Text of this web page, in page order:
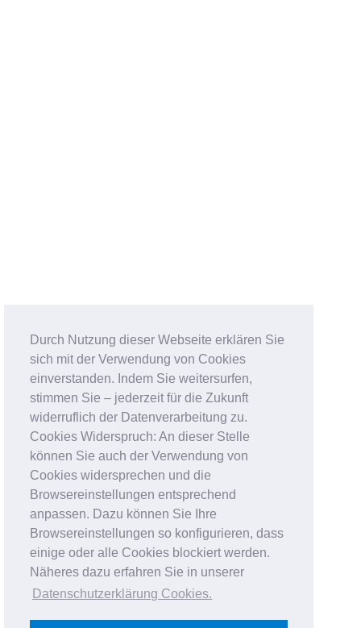
Durch Nutzung dieser Webseite erklären Sie
sich mit der Verwendung von Cookies
einverstanden. Indem Sie weitersurfen,
stimmen Sie – jederzeit für die Zukunft
widerruflich der Datenverarbeitung zu.
Cookies Widerspruch: An dieser Stelle
können Sie auch der Verwendung von
Cookies widersprechen und die
Browsereinstellungen entsprechend
anpassen. Dazu können Sie Ihre
Browsereinstellungen so konfigurieren, dass
einige oder alle Cookies blockiert werden.
Näheres dazu erfahren Sie in unserer
Datenschutzerklärung Cookies.